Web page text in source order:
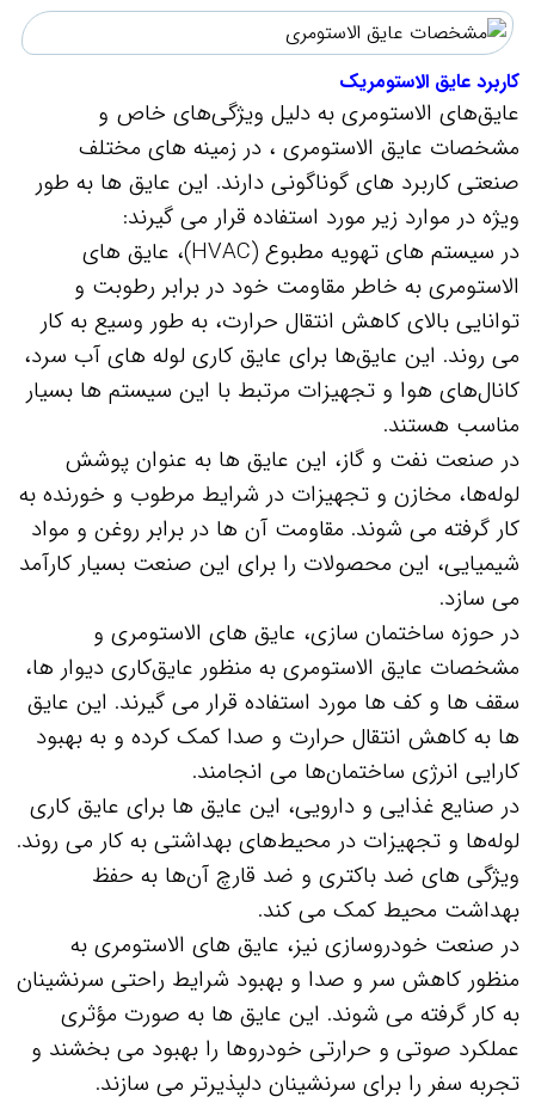
کاربرد عایق الاستومریک
عایق‌های الاستومری به دلیل ویژگی‌های خاص و
مشخصات عایق الاستومری ، در زمینه‌ های مختلف
صنعتی کاربرد های گوناگونی دارند. این عایق‌ ها به طور
ویژه در موارد زیر مورد استفاده قرار می‌ گیرند:
در سیستم‌ های تهویه مطبوع (HVAC)، عایق‌ های
الاستومری به خاطر مقاومت خود در برابر رطوبت و
توانایی بالای کاهش انتقال حرارت، به طور وسیع به کار
می‌ روند. این عایق‌ها برای عایق‌ کاری لوله‌ های آب سرد،
کانال‌های هوا و تجهیزات مرتبط با این سیستم‌ ها بسیار
مناسب هستند.
در صنعت نفت و گاز، این عایق‌ ها به عنوان پوشش
لوله‌ها، مخازن و تجهیزات در شرایط مرطوب و خورنده به
کار گرفته می‌ شوند. مقاومت آن‌ ها در برابر روغن و مواد
شیمیایی، این محصولات را برای این صنعت بسیار کارآمد
می‌ سازد.
در حوزه ساختمان‌ سازی، عایق‌ های الاستومری و
مشخصات عایق الاستومری به منظور عایق‌کاری دیوار ها،
سقف‌ ها و کف‌ ها مورد استفاده قرار می‌ گیرند. این عایق‌
ها به کاهش انتقال حرارت و صدا کمک کرده و به بهبود
کارایی انرژی ساختمان‌ها می‌ انجامند.
در صنایع غذایی و دارویی، این عایق‌ ها برای عایق‌ کاری
لوله‌ها و تجهیزات در محیط‌های بهداشتی به کار می‌ روند.
ویژگی‌ های ضد باکتری و ضد قارچ آن‌ها به حفظ
بهداشت محیط کمک می‌ کند.
در صنعت خودروسازی نیز، عایق‌ های الاستومری به
منظور کاهش سر و صدا و بهبود شرایط راحتی سرنشینان
به کار گرفته می‌ شوند. این عایق‌ ها به صورت مؤثری
عملکرد صوتی و حرارتی خودروها را بهبود می‌ بخشند و
تجربه سفر را برای سرنشینان دلپذیرتر می‌ سازند.